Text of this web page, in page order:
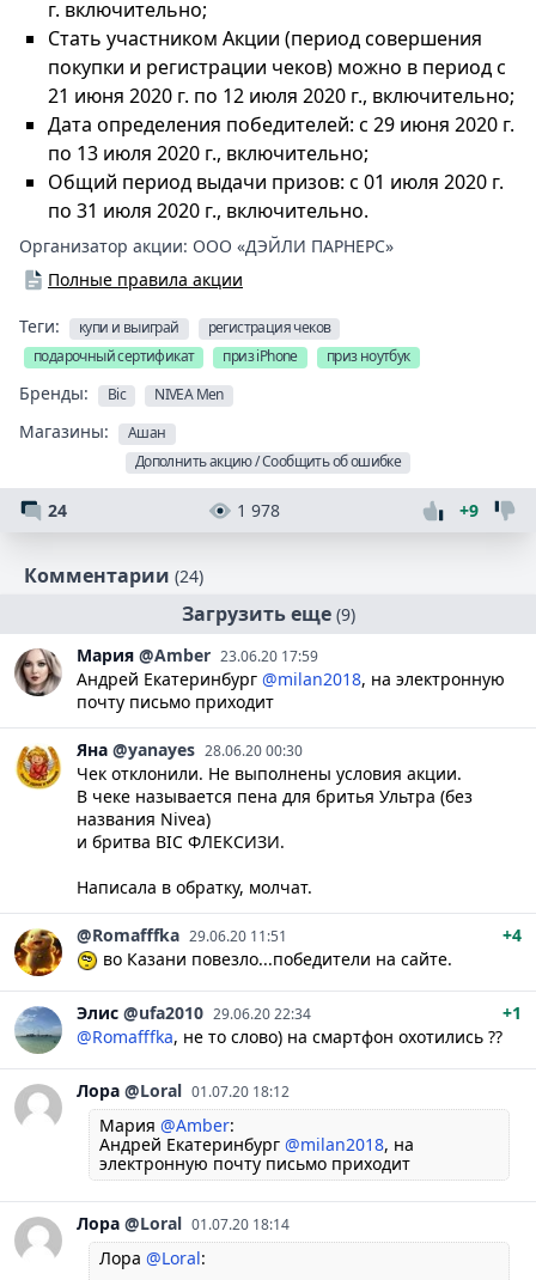
г. включительно;
Стать участником Акции (период совершения
покупки и регистрации чеков) можно в период с
21 июня 2020 г. по 12 июля 2020 г., включительно;
Дата определения победителей: с 29 июня 2020 г.
по 13 июля 2020 г., включительно;
Общий период выдачи призов: с 01 июля 2020 г.
по 31 июля 2020 г., включительно.
Организатор акции: ООО «ДЭЙЛИ ПАРНЕРС»
Полные правила акции
Теги: купи и выиграй
регистрация чеков
подарочный сертификат
приз iPhone приз ноутбук
Бренды: Bic NIVEA Men
Магазины:
Ашан
Дополнить акцию / Сообщить об ошибке
24 1 978 +9
Комментарии (24)
Загрузить еще (9)
Мария @Amber 23.06.20 17:59
Андрей Екатеринбург @milan2018, на электронную
почту письмо приходит
Яна @yanayes 28.06.20 00:30
Чек отклонили. Не выполнены условия акции.
В чеке называется пена для бритья Ультра (без
названия Nivea)
и бритва BIC ФЛЕКСИЗИ.
Написала в обратку, молчат.
@Romafffka 29.06.20 11:51
+4
во Казани повезло...победители на сайте.
Элис @ufa2010 29.06.20 22:34
+1
@Romafffka, не то слово) на смартфон охотились ??
Лора @Loral 01.07.20 18:12
Мария @Amber:
Андрей Екатеринбург @milan2018, на
электронную почту письмо приходит
Лора @Loral 01.07.20 18:14
Лора @Loral: